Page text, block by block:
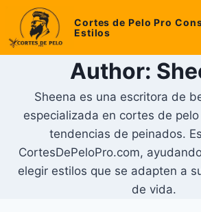
content
Cortes de Pelo Pro
Estilos
Author:
Sheena es una escritora de
especializada en cortes de
tendencias de peinados.
CortesDePeloPro.com,
elegir estilos que se adapten a
de vida.